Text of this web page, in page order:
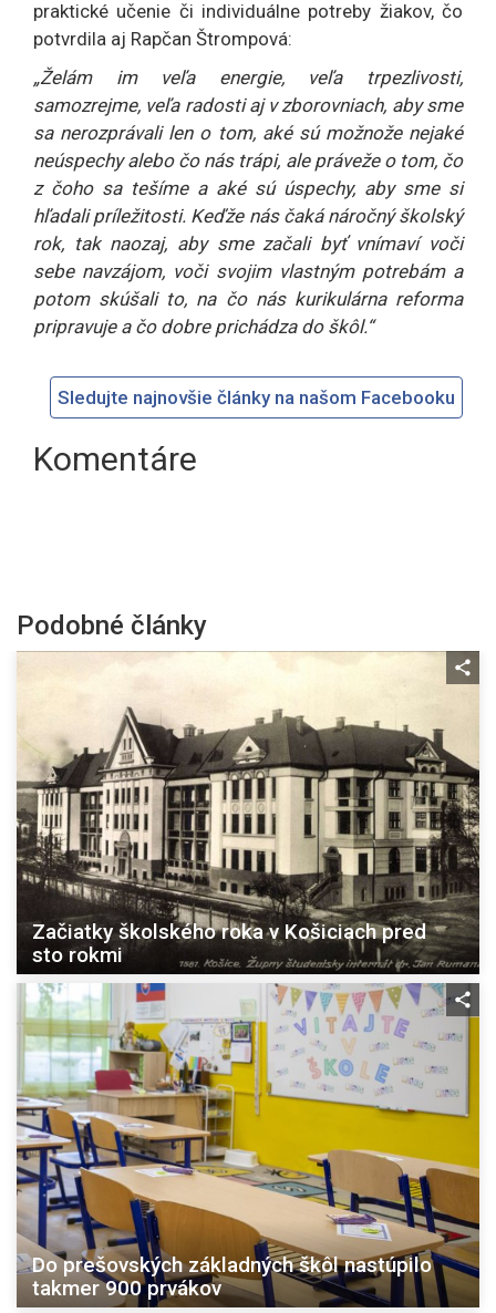
praktické učenie či individuálne potreby žiakov, čo
potvrdila aj Rapčan Štrompová:
„Želám im veľa energie, veľa trpezlivosti,
samozrejme, veľa radosti aj v zborovniach, aby sme
sa nerozprávali len o tom, aké sú možnože nejaké
neúspechy alebo čo nás trápi, ale práveže o tom, čo
z čoho sa tešíme a aké sú úspechy, aby sme si
hľadali príležitosti. Keďže nás čaká náročný školský
rok, tak naozaj, aby sme začali byť vnímaví voči
sebe navzájom, voči svojim vlastným potrebám a
potom skúšali to, na čo nás kurikulárna reforma
pripravuje a čo dobre prichádza do škôl.“
Sledujte najnovšie články na našom Facebooku
Komentáre
Podobné články
Začiatky školského roka v Košiciach pred
sto rokmi
Do prešovských základných škôl nastúpilo
takmer 900 prvákov